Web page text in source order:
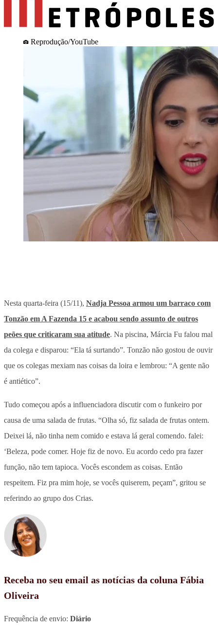
Reprodução/YouTube
Nesta quarta-feira (15/11), Nadja Pessoa armou um barraco com
Tonzão em A Fazenda 15 e acabou sendo assunto de outros
peões que criticaram sua atitude. Na piscina, Márcia Fu falou mal
da colega e disparou: “Ela tá surtando”. Tonzão não gostou de ouvir
que os colegas mexiam nas coisas da loira e lembrou: “A gente não
é antiético”.
Tudo começou após a influenciadora discutir com o funkeiro por
causa de uma salada de frutas. “Olha só, fiz salada de frutas ontem.
Deixei lá, não tinha nem comido e estava lá geral comendo. falei:
‘Beleza, pode comer. Hoje fiz de novo. Eu acordo cedo pra fazer
função, não tem tapioca. Vocês escondem as coisas. Então
respeitem. Fiz pra mim hoje, se vocês quiserem, peçam”, gritou se
referindo ao grupo dos Crias.
Receba no seu email as notícias da coluna Fábia
Oliveira
Frequência de envio: Diário